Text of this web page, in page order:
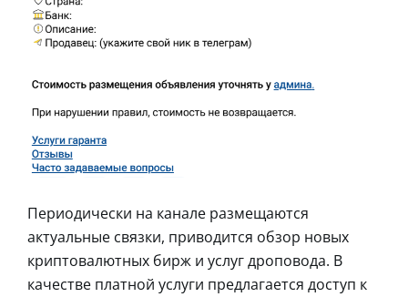
Периодически на канале размещаются
актуальные связки, приводится обзор новых
криптовалютных бирж и услуг дроповода. В
качестве платной услуги предлагается доступ к